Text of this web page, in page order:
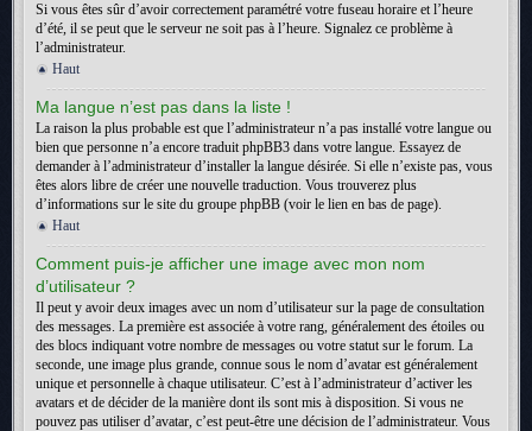
Si vous êtes sûr d’avoir correctement paramétré votre fuseau horaire et l’heure
d’été, il se peut que le serveur ne soit pas à l’heure. Signalez ce problème à
l’administrateur.
Haut
Ma langue n’est pas dans la liste !
La raison la plus probable est que l’administrateur n’a pas installé votre langue ou
bien que personne n’a encore traduit phpBB3 dans votre langue. Essayez de
demander à l’administrateur d’installer la langue désirée. Si elle n’existe pas, vous
êtes alors libre de créer une nouvelle traduction. Vous trouverez plus
d’informations sur le site du groupe phpBB (voir le lien en bas de page).
Haut
Comment puis-je afficher une image avec mon nom
d’utilisateur ?
Il peut y avoir deux images avec un nom d’utilisateur sur la page de consultation
des messages. La première est associée à votre rang, généralement des étoiles ou
des blocs indiquant votre nombre de messages ou votre statut sur le forum. La
seconde, une image plus grande, connue sous le nom d’avatar est généralement
unique et personnelle à chaque utilisateur. C’est à l’administrateur d’activer les
avatars et de décider de la manière dont ils sont mis à disposition. Si vous ne
pouvez pas utiliser d’avatar, c’est peut-être une décision de l’administrateur. Vous